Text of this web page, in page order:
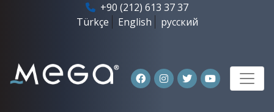
+90 (212) 613 37 37
Türkçe
English русский